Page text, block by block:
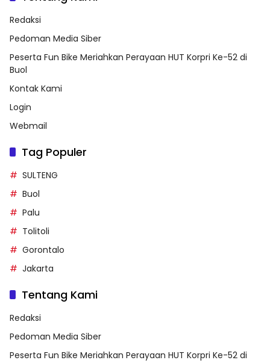
Redaksi
Pedoman Media Siber
Peserta Fun Bike Meriahkan Perayaan HUT Korpri Ke-52 di
Buol
Kontak Kami
Login
Webmail
Tag Populer
SULTENG
Buol
Palu
Tolitoli
Gorontalo
Jakarta
Tentang Kami
Redaksi
Pedoman Media Siber
Peserta Fun Bike Meriahkan Perayaan HUT Korpri Ke-52 di